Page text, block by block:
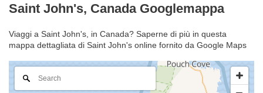
Saint John's, Canada Googlemappa
Viaggi a Saint John's, in Canada? Saperne di più in questa
mappa dettagliata di Saint John's online fornito da Google Maps